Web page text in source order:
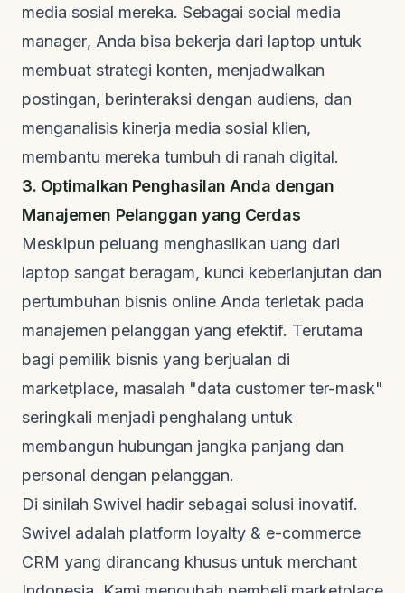
media sosial mereka. Sebagai social media
manager, Anda bisa bekerja dari laptop untuk
membuat strategi konten, menjadwalkan
postingan, berinteraksi dengan audiens, dan
menganalisis kinerja media sosial klien,
membantu mereka tumbuh di ranah digital.
3. Optimalkan Penghasilan Anda dengan
Manajemen Pelanggan yang Cerdas
Meskipun peluang menghasilkan uang dari
laptop sangat beragam, kunci keberlanjutan dan
pertumbuhan bisnis online Anda terletak pada
manajemen pelanggan yang efektif. Terutama
bagi pemilik bisnis yang berjualan di
marketplace, masalah "data customer ter-mask"
seringkali menjadi penghalang untuk
membangun hubungan jangka panjang dan
personal dengan pelanggan.
Di sinilah Swivel hadir sebagai solusi inovatif.
Swivel adalah platform loyalty & e-commerce
CRM yang dirancang khusus untuk merchant